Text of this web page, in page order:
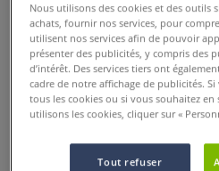
Papier Dürer
frangés
Les papiers à bords frangés
Nous utilisons des cookies et des outils
achats, fournir nos services, pour
utilisent nos services afin de pouvoir
présenter des publicités, y compris des
d’intérêt. Des services tiers ont
cadre de notre affichage de publicités.
tous les cookies ou si vous souhaitez
utilisons les cookies, cliquer sur «
Tout refuser